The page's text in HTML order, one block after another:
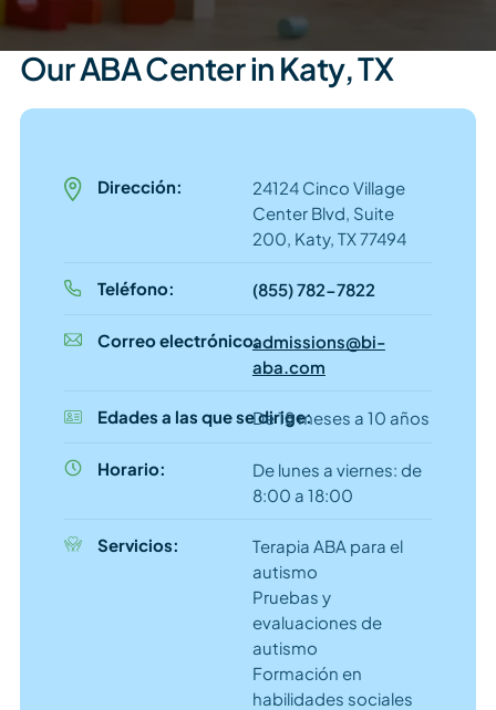
Our ABA Center in Katy, TX
Dirección:
24124 Cinco Village
Center Blvd, Suite
200, Katy, TX 77494
Teléfono: (855) 782-7822
Correo electrónico:admissions@bi-
aba.com
Edades a las que se dirige:De 18 meses a 10 años
Horario:
De lunes a viernes: de
8:00 a 18:00
Servicios:
Terapia ABA para el
autismo
Pruebas y
evaluaciones de
autismo
Formación en
habilidades sociales